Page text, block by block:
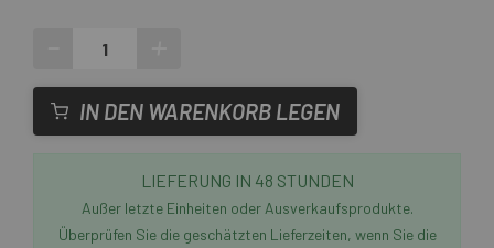
IN DEN WARENKORB LEGEN
LIEFERUNG IN 48 STUNDEN
Außer letzte Einheiten oder Ausverkaufsprodukte.
Überprüfen Sie die geschätzten Lieferzeiten, wenn Sie die